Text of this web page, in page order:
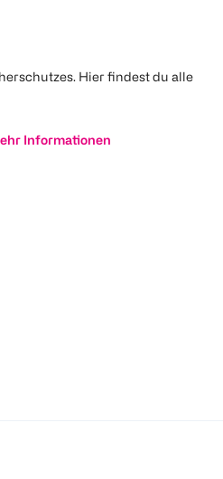
Hier findest du alle
Informationen